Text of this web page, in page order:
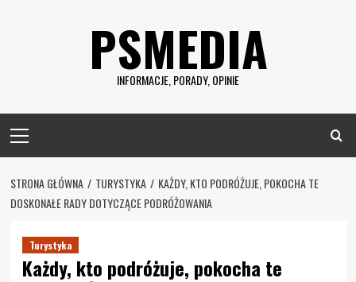
PSMEDIA
INFORMACJE, PORADY, OPINIE
Menu
STRONA GŁÓWNA TURYSTYKA
KAŻDY, KTO PODRÓŻUJE, POKOCHA TE
DOSKONAŁE RADY DOTYCZĄCE PODRÓŻOWANIA
Turystyka
Każdy, kto podróżuje, pokocha te